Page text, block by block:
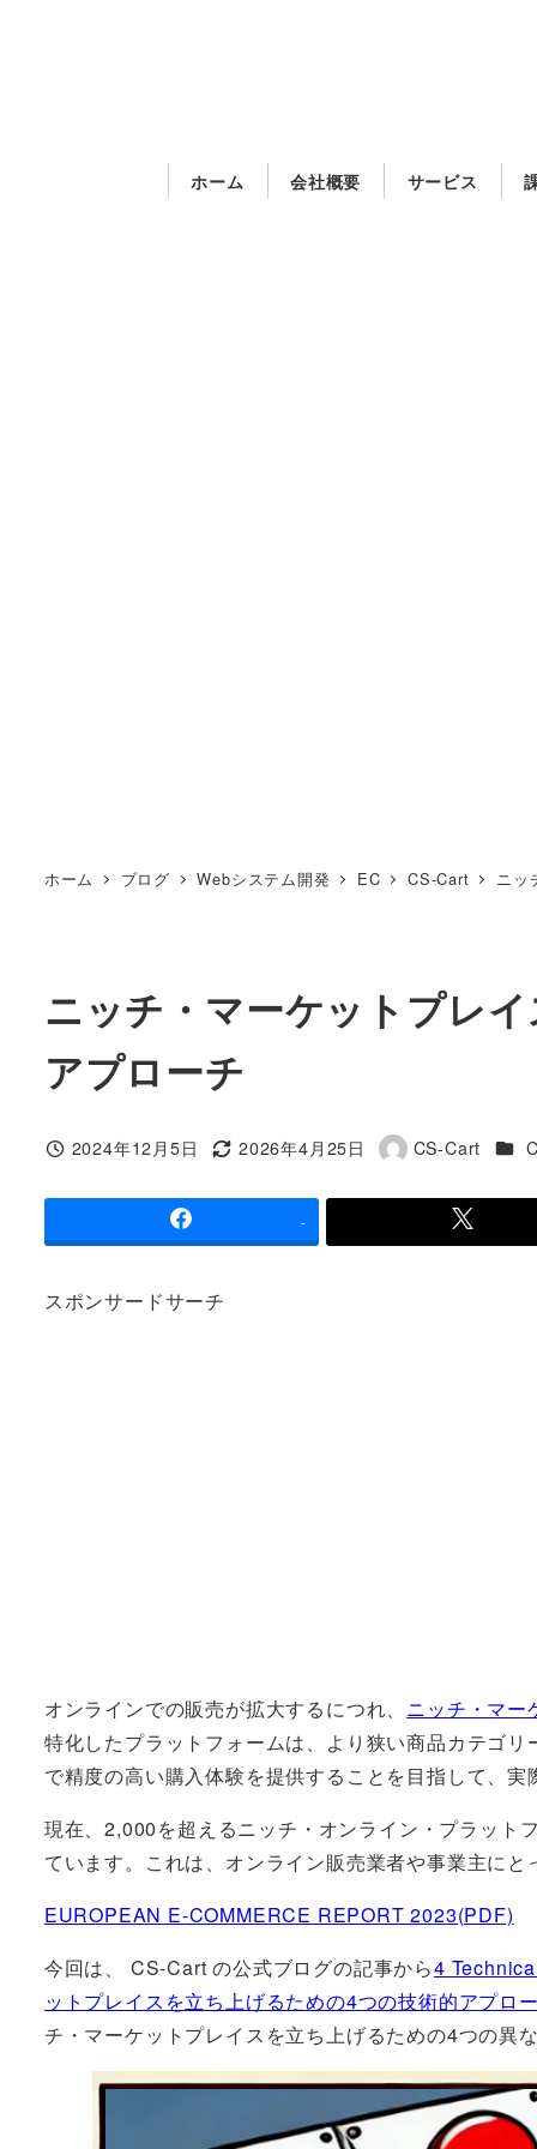
ホーム 会社概要 サービス
ホーム ブログ Webシステム開発 EC CS-Cart ニッ
ニッチ・マーケットプレ
アプローチ
投稿日
2024年12月5日
更新日
2026年4月25日
著
CS-Cart カテ
-
スポンサードサーチ
オンラインでの販売が拡大するにつれ、 ニッチ・マー
特化したプラットフォームは、より狭い商品カテゴ
で精度の高い購入体験を提供することを目指して、
現在、2,000を超えるニッチ・オンライン・プラット
ています。これは、オンライン販売業者や事業主に
EUROPEAN E-COMMERCE REPORT 2023(PDF)
今回は、 CS-Cart の公式ブログの記事から4
ットプレイスを立ち上げるための4つの技術的アプロ
チ・マーケットプレイスを立ち上げるための4つの異